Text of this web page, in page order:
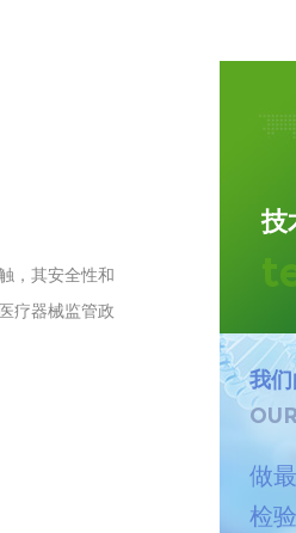
，其安全性和
疗器械监管政
技
我
做
检